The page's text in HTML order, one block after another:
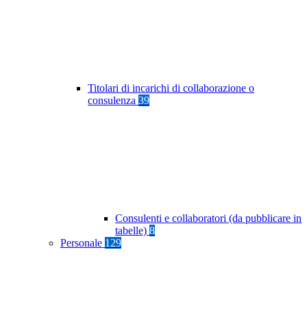
Titolari di incarichi di collaborazione o
consulenza 39
Consulenti e collaboratori (da pubblicare in
tabelle) 8
Personale 129